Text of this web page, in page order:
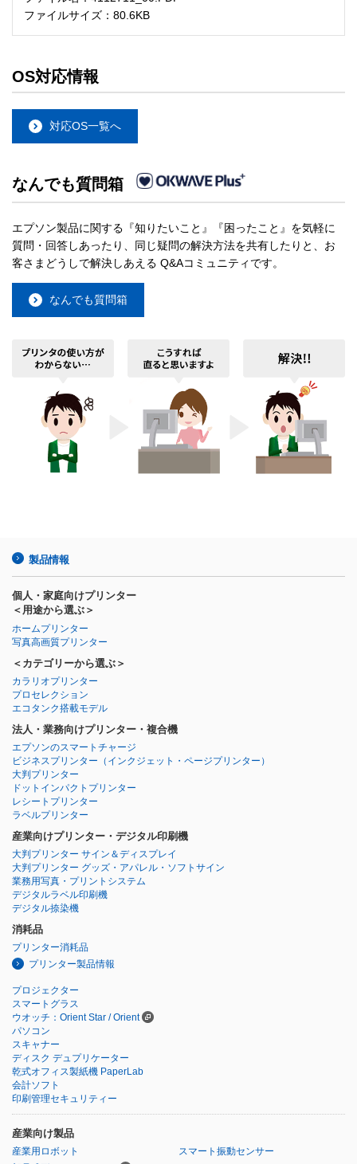
ファイルサイズ：80.6KB
OS対応情報
対応OS一覧へ
なんでも質問箱
エプソン製品に関する『知りたいこと』『困ったこと』を気軽に
質問・回答しあったり、同じ疑問の解決方法を共有したりと、お
客さまどうしで解決しあえる Q&Aコミュニティです。
なんでも質問箱
製品情報
個人・家庭向けプリンター
＜用途から選ぶ＞
ホームプリンター
写真高画質プリンター
＜カテゴリーから選ぶ＞
カラリオプリンター
プロセレクション
エコタンク搭載モデル
法人・業務向けプリンター・複合機
エプソンのスマートチャージ
ビジネスプリンター （インクジェット・ページプリンター）
大判プリンター
ドットインパクトプリンター
レシートプリンター
ラベルプリンター
産業向けプリンター・デジタル印刷機
大判プリンター サイン＆ディスプレイ
大判プリンター グッズ・アパレル・ソフトサイン
業務用写真・プリントシステム
デジタルラベル印刷機
デジタル捺染機
消耗品
プリンター消耗品
プリンター製品情報
プロジェクター
スマートグラス
ウオッチ：Orient Star / Orient
パソコン
スキャナー
ディスク デュプリケーター
乾式オフィス製紙機 PaperLab
会計ソフト
印刷管理セキュリティー
産業向け製品
産業用ロボット
スマート振動センサー